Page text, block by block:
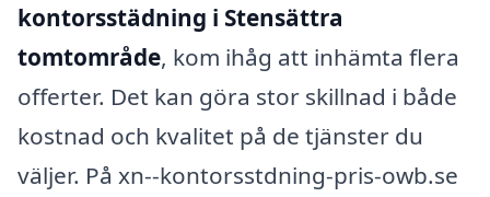
kontorsstädning i Stensättra
tomtområde, kom ihåg att inhämta flera
offerter. Det kan göra stor skillnad i både
kostnad och kvalitet på de tjänster du
väljer. På xn--kontorsstdning-pris-owb.se